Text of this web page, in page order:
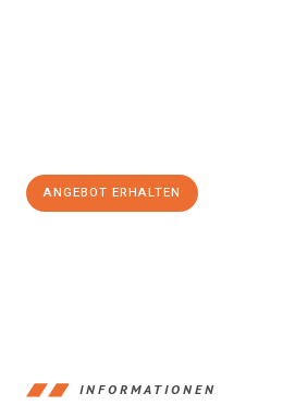
ANGEBOT ERHALTEN
INFORMATIONEN